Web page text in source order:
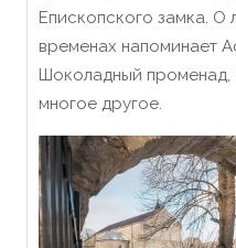
Епископского замка. О
временах напоминает
Шоколадный променад,
многое другое.